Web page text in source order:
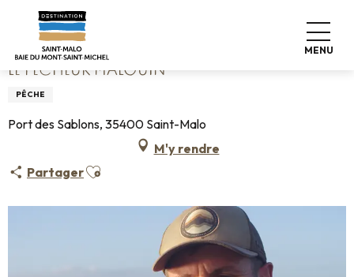
contenu
principal
MENU
Accueil Le Pêcheur Malouin
LE PÊCHEUR MALOUIN
PÊCHE
Port des Sablons, 35400 Saint-Malo
M'y rendre
PartagerAjouter aux favoris